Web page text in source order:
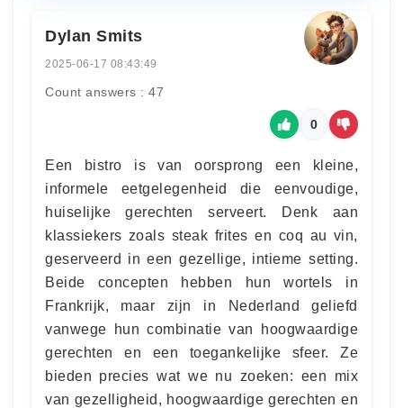
Dylan Smits
2025-06-17 08:43:49
Count answers : 47
0
Een bistro is van oorsprong een kleine,
informele eetgelegenheid die eenvoudige,
huiselijke gerechten serveert. Denk aan
klassiekers zoals steak frites en coq au vin,
geserveerd in een gezellige, intieme setting.
Beide concepten hebben hun wortels in
Frankrijk, maar zijn in Nederland geliefd
vanwege hun combinatie van hoogwaardige
gerechten en een toegankelijke sfeer. Ze
bieden precies wat we nu zoeken: een mix
van gezelligheid, hoogwaardige gerechten en